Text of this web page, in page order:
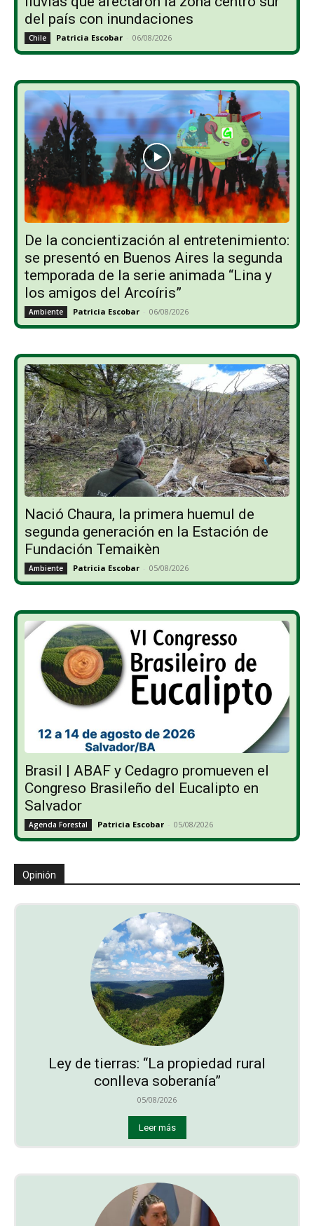
del país con inundaciones
Chile Patricia Escobar - 06/08/2026
De la concientización al entretenimiento:
se presentó en Buenos Aires la segunda
temporada de la serie animada “Lina y
los amigos del Arcoíris”
Ambiente Patricia Escobar - 06/08/2026
Nació Chaura, la primera huemul de
segunda generación en la Estación de
Fundación Temaikèn
Ambiente Patricia Escobar - 05/08/2026
Brasil | ABAF y Cedagro promueven el
Congreso Brasileño del Eucalipto en
Salvador
Agenda Forestal Patricia Escobar - 05/08/2026
Opinión
Ley de tierras: “La propiedad rural
conlleva soberanía”
05/08/2026
Leer más